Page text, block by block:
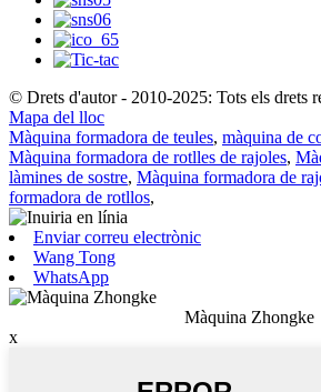
© Drets d'autor - 2010-2025: Tots els drets
Mapa del lloc
Màquina formadora de teules, màquina de
Màquina formadora de rotlles de rajoles,
làmines de sostre, Màquina formadora de
formadora de rotllos,
Enviar correu electrònic
Wang Tong
WhatsApp
Màquina Zhongke
x